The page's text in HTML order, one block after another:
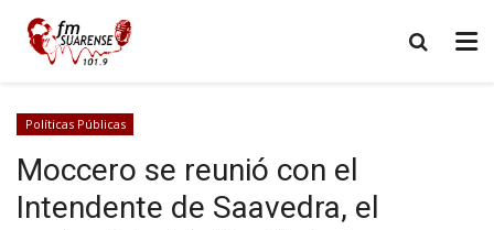
Políticas Públicas
Moccero se reunió con el
Intendente de Saavedra, el